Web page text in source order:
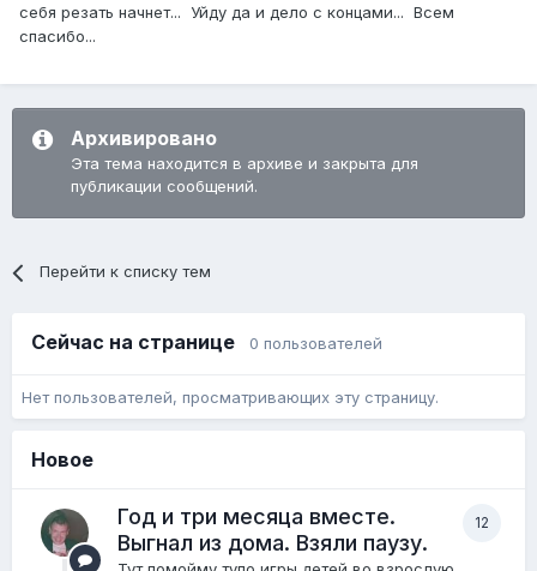
себя резать начнет... Уйду да и дело с концами... Всем
спасибо...
Архивировано
Эта тема находится в архиве и закрыта для
публикации сообщений.
Перейти к списку тем
Сейчас на странице 0 пользователей
Нет пользователей, просматривающих эту страницу.
Новое
12
Год и три месяца вместе.
Выгнал из дома. Взяли паузу.